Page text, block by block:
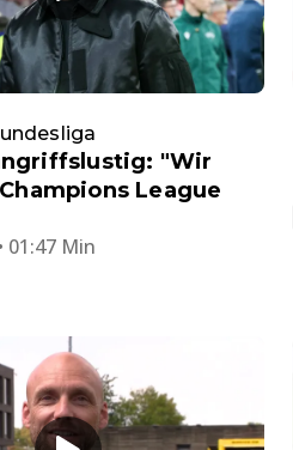
"Wir
League
01:47 Min